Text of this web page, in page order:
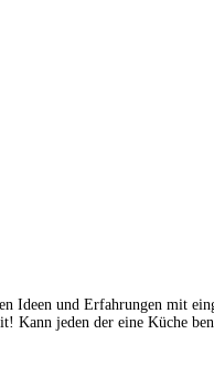
Ideen und Erfahrungen mit
Kann jeden der eine Küche